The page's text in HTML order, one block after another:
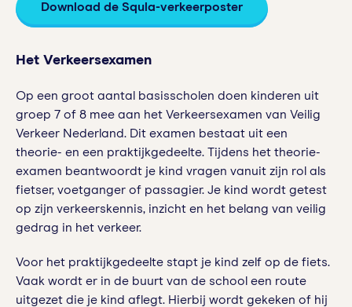
Download de Squla-verkeerposter
Het Verkeersexamen
Op een groot aantal basisscholen doen kinderen uit
groep 7 of 8 mee aan het Verkeersexamen van Veilig
Verkeer Nederland. Dit examen bestaat uit een
theorie- en een praktijkgedeelte. Tijdens het theorie-
examen beantwoordt je kind vragen vanuit zijn rol als
fietser, voetganger of passagier. Je kind wordt getest
op zijn verkeerskennis, inzicht en het belang van veilig
gedrag in het verkeer.
Voor het praktijkgedeelte stapt je kind zelf op de fiets.
Vaak wordt er in de buurt van de school een route
uitgezet die je kind aflegt. Hierbij wordt gekeken of hij